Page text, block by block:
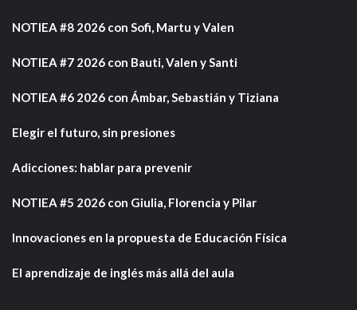
NOTIEA #8 2026 con Sofi, Martu y Valen
NOTIEA #7 2026 con Bauti, Valen y Santi
NOTIEA #6 2026 con Ámbar, Sebastián y Tiziana
Elegir el futuro, sin presiones
Adicciones: hablar para prevenir
NOTIEA #5 2026 con Giulia, Florencia y Pilar
Innovaciones en la propuesta de Educación Física
El aprendizaje de inglés más allá del aula